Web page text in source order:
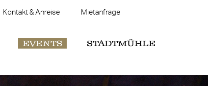
Kontakt & Anreise Mietanfrage
EVENTS STADTMÜHLE